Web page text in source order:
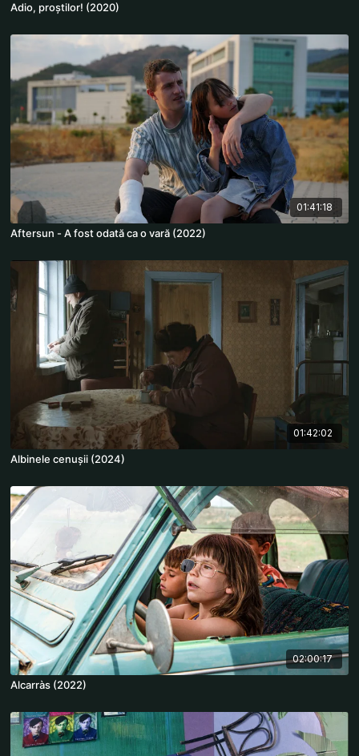
Adio, proștilor! (2020)
01:41:18
Aftersun - A fost odată ca o vară (2022)
01:42:02
Albinele cenușii (2024)
02:00:17
Alcarràs (2022)